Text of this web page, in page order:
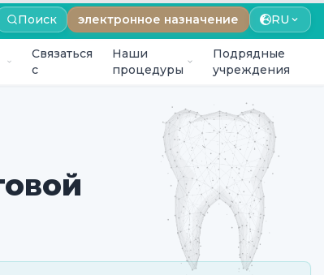
Поиск электронное назначение RU
Связаться
с
Наши
процедуры
Подрядные
учреждения